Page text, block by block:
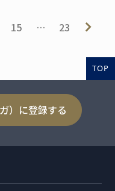
15 … 23
TOP
）に登録する